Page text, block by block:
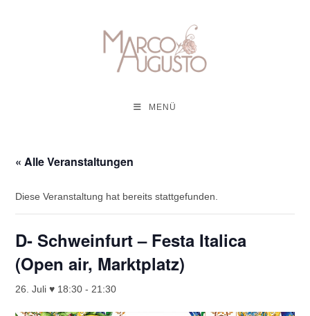
MENÜ
« Alle Veranstaltungen
Diese Veranstaltung hat bereits stattgefunden.
D- Schweinfurt – Festa Italica
(Open air, Marktplatz)
26. Juli ♥ 18:30 - 21:30